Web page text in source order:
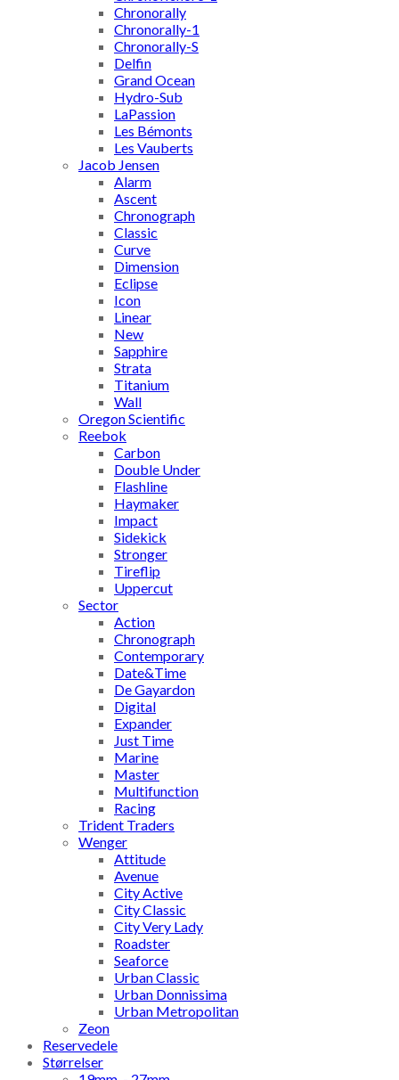
Chronorally
Chronorally-1
Chronorally-S
Delfin
Grand Ocean
Hydro-Sub
LaPassion
Les Bémonts
Les Vauberts
Jacob Jensen
Alarm
Ascent
Chronograph
Classic
Curve
Dimension
Eclipse
Icon
Linear
New
Sapphire
Strata
Titanium
Wall
Oregon Scientific
Reebok
Carbon
Double Under
Flashline
Haymaker
Impact
Sidekick
Stronger
Tireflip
Uppercut
Sector
Action
Chronograph
Contemporary
Date&Time
De Gayardon
Digital
Expander
Just Time
Marine
Master
Multifunction
Racing
Trident Traders
Wenger
Attitude
Avenue
City Active
City Classic
City Very Lady
Roadster
Seaforce
Urban Classic
Urban Donnissima
Urban Metropolitan
Zeon
Reservedele
Størrelser